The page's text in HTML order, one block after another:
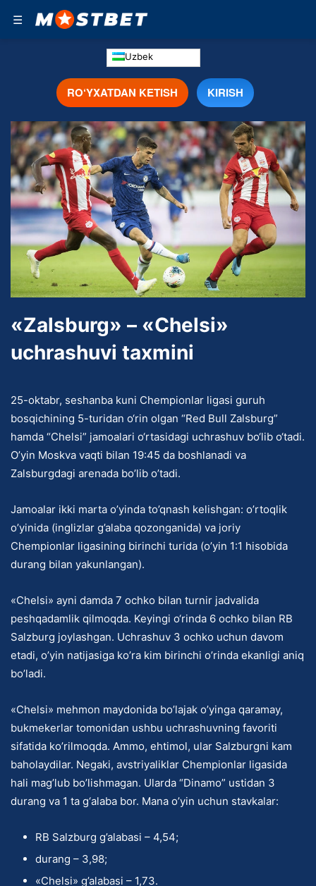
☰
Uzbek
RO‘YXATDAN KETISH KIRISH
«Zalsburg» – «Chelsi»
uchrashuvi taxmini
25-oktabr, seshanba kuni Chempionlar ligasi guruh
bosqichining 5-turidan o‘rin olgan “Red Bull Zalsburg”
hamda “Chelsi” jamoalari o‘rtasidagi uchrashuv bo‘lib o‘tadi.
O’yin Moskva vaqti bilan 19:45 da boshlanadi va
Zalsburgdagi arenada bo’lib o’tadi.
Jamoalar ikki marta o’yinda to’qnash kelishgan: o’rtoqlik
o’yinida (inglizlar g’alaba qozonganida) va joriy
Chempionlar ligasining birinchi turida (o’yin 1:1 hisobida
durang bilan yakunlangan).
«Chelsi» ayni damda 7 ochko bilan turnir jadvalida
peshqadamlik qilmoqda. Keyingi o‘rinda 6 ochko bilan RB
Salzburg joylashgan. Uchrashuv 3 ochko uchun davom
etadi, o’yin natijasiga ko’ra kim birinchi o’rinda ekanligi aniq
bo’ladi.
«Chelsi» mehmon maydonida bo’lajak o’yinga qaramay,
bukmekerlar tomonidan ushbu uchrashuvning favoriti
sifatida ko’rilmoqda. Ammo, ehtimol, ular Salzburgni kam
baholaydilar. Negaki, avstriyaliklar Chempionlar ligasida
hali mag’lub bo’lishmagan. Ularda “Dinamo” ustidan 3
durang va 1 ta g‘alaba bor. Mana o’yin uchun stavkalar:
RB Salzburg g’alabasi – 4,54;
durang – 3,98;
«Chelsi» g’alabasi – 1,73.